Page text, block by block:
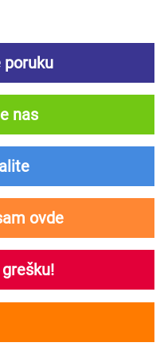
nas
ovde